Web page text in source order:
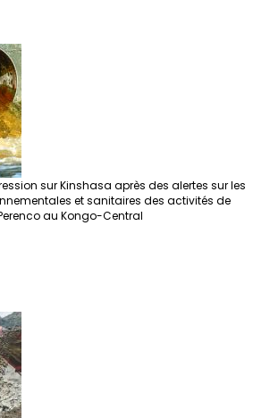
sur Kinshasa après des alertes sur les
et sanitaires des activités de
au Kongo-Central